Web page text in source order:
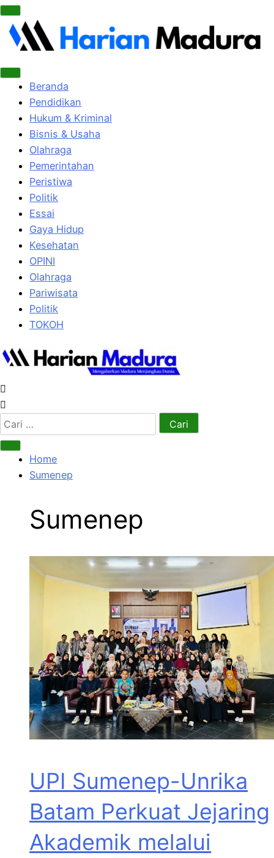
Beranda
Pendidikan
Hukum & Kriminal
Bisnis & Usaha
Olahraga
Pemerintahan
Peristiwa
Politik
Essai
Gaya Hidup
Kesehatan
OPINI
Olahraga
Pariwisata
Politik
TOKOH
Cari
untuk:
Home
Sumenep
Sumenep
UPI Sumenep-Unrika
Batam Perkuat Jejaring
Akademik melalui